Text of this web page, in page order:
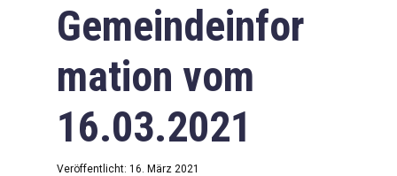
Gemeindeamt
Gemeinderat
Bildung
Vereine
Gemeindeinfor
mation vom
16.03.2021
Veröffentlicht: 16. März 2021